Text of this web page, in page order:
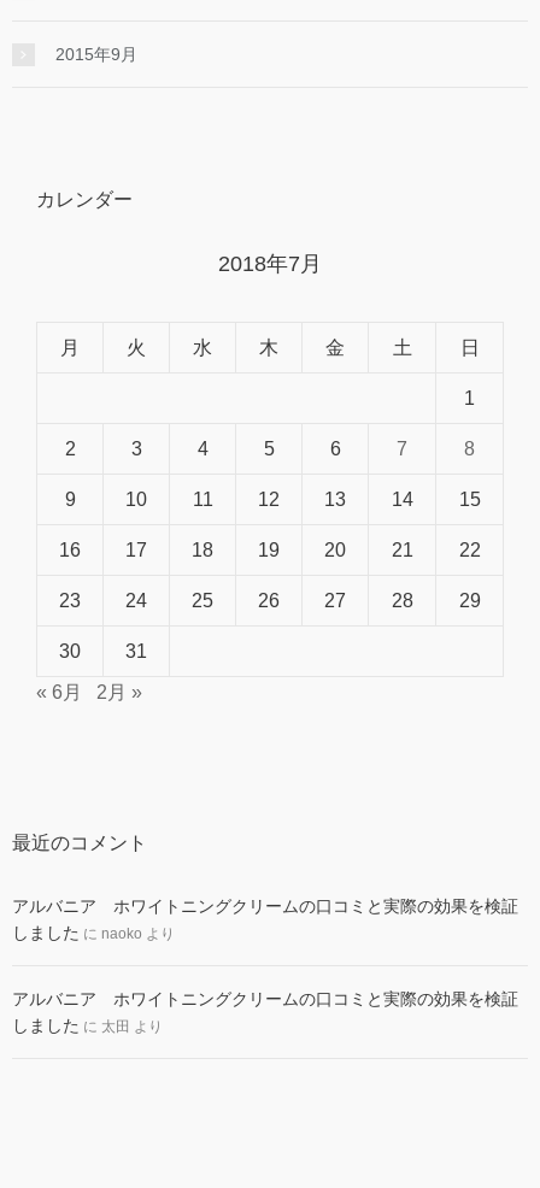
2015年9月
カレンダー
2018年7月
月 火 水 木 金 土 日
1
2 3 4 5 6 7 8
9 10 11 12 13 14 15
16 17 18 19 20 21 22
23 24 25 26 27 28 29
30
31
« 6月
2月 »
最近のコメント
アルバニア ホワイトニングクリームの口コミと実際の効果を検証
しました に naoko より
アルバニア ホワイトニングクリームの口コミと実際の効果を検証
しました に 太田 より